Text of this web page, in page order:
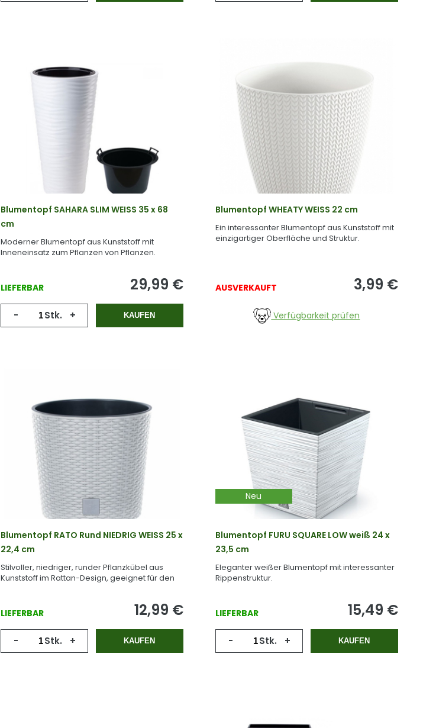
Blumentopf SAHARA SLIM WEISS 35 x 68
cm
Moderner Blumentopf aus Kunststoff mit
Inneneinsatz zum Pflanzen von Pflanzen.
LIEFERBAR 29,99 €
- Stk. + KAUFEN
Blumentopf WHEATY WEISS 22 cm
Ein interessanter Blumentopf aus Kunststoff mit
einzigartiger Oberfläche und Struktur.
AUSVERKAUFT 3,99 €
Verfügbarkeit prüfen
Blumentopf RATO Rund NIEDRIG WEISS 25 x
22,4 cm
Stilvoller, niedriger, runder Pflanzkübel aus
Kunststoff im Rattan-Design, geeignet für den
LIEFERBAR 12,99 €
- Stk. + KAUFEN
Neu
Blumentopf FURU SQUARE LOW weiß 24 x
23,5 cm
Eleganter weißer Blumentopf mit interessanter
Rippenstruktur.
LIEFERBAR 15,49 €
- Stk. + KAUFEN